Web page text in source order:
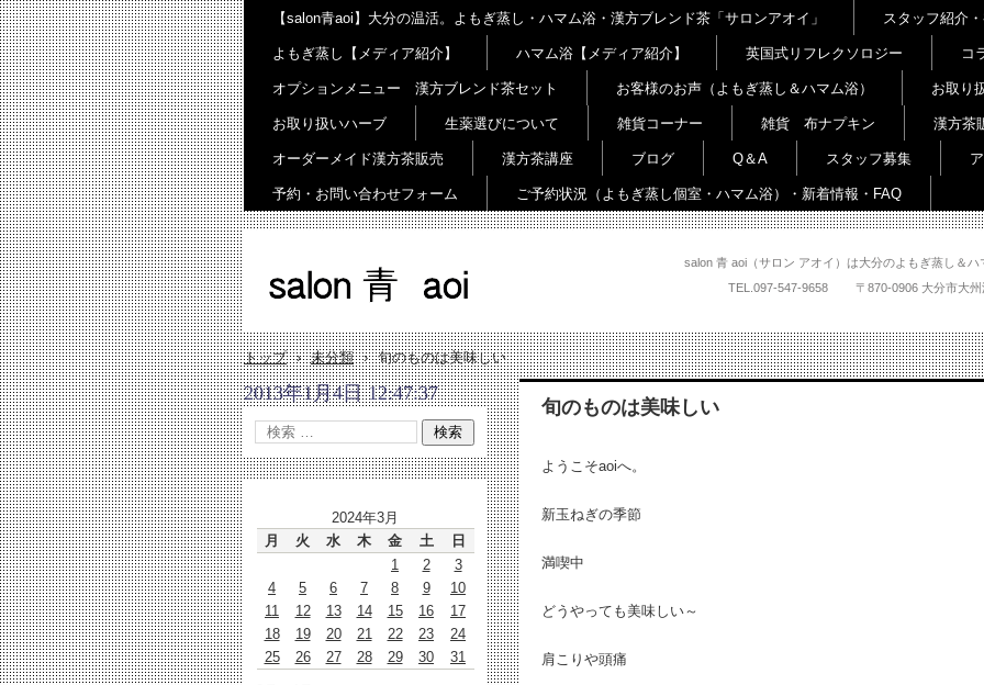
salon 青 aoi（サロン アオイ）は大分のよもぎ蒸し＆
TEL. 097-547-9658 〒870-0906 大分
【salon青aoi】大分の温活。よもぎ蒸し・ハマム浴・漢方ブレンド茶「サロンアオイ」 スタッフ紹介
よもぎ蒸し【メディア紹介】 ハマム浴【メディア紹介】 英国式リフレクソロジー コ
オプションメニュー 漢方ブレンド茶セット お客様のお声（よもぎ蒸し＆ハマム浴） お取り
お取り扱いハーブ 生薬選びについて 雑貨コーナー 雑貨 布ナプキン 漢方茶
オーダーメイド漢方茶販売 漢方茶講座 ブログ Q＆A スタッフ募集
予約・お問い合わせフォーム ご予約状況（よもぎ蒸し個室・ハマム浴）・新着情報・FAQ
トップ › 未分類 › 旬のものは美味しい
旬のものは美味しい
ようこそaoiへ。
新玉ねぎの季節
満喫中
どうやっても美味しい～
肩こりや頭痛
2013年1月4日 12:47:37
2024年3月
月
火 水 木 金 土
日
1
2
3
4
5 6 7 8 9
10
11
12 13 14 15 16
17
18
19 20 21 22 23
24
25
26 27 28 29 30 31